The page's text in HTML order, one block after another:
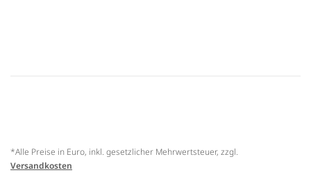
*Alle Preise in Euro, inkl. gesetzlicher Mehrwertsteuer, zzgl.
Versandkosten